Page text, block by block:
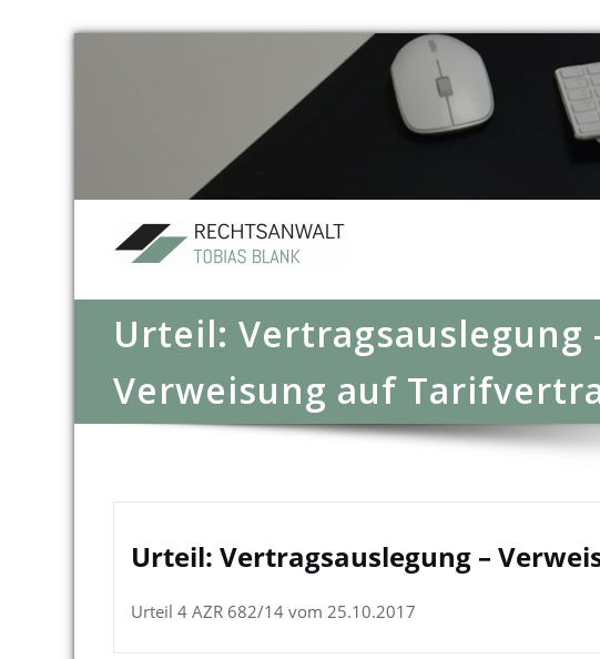
Urteil: Vertragsauslegung
Verweisung auf
Urteil: Vertragsauslegung –
Urteil 4 AZR 682/14 vom 25.10.2017